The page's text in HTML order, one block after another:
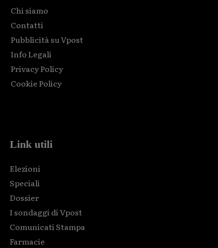
Chi siamo
Contatti
Pubblicità su Vpost
Info Legali
Privacy Policy
Cookie Policy
Link utili
Elezioni
Speciali
Dossier
I sondaggi di Vpost
Comunicati Stampa
Farmacie